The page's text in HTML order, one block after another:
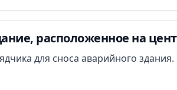
расположенное на
для сноса аварийного здания.